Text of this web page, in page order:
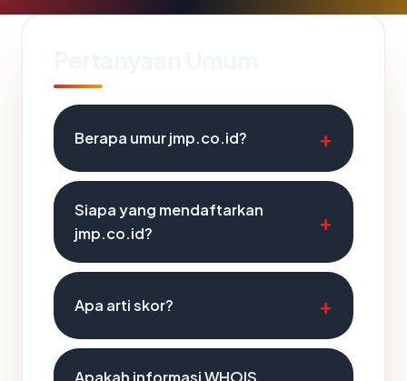
Berapa umur jmp.co.id?
Siapa yang mendaftarkan
jmp.co.id?
Apa arti skor?
Apakah informasi WHOIS